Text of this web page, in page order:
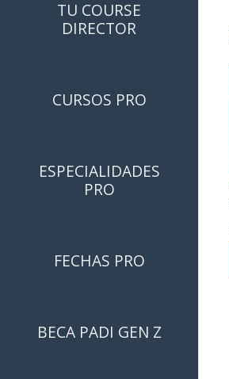
TU COURSE
DIRECTOR
CURSOS PRO
ESPECIALIDADES
PRO
FECHAS PRO
BECA PADI GEN Z